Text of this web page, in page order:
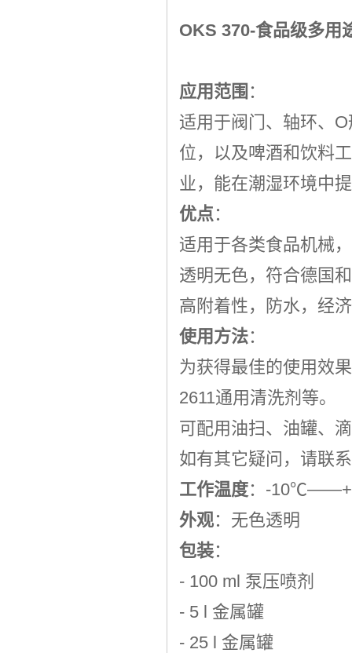
OKS 370-食品级多用
应用范围 ：
适用于阀门、轴环、
位，以及啤酒和饮料
业，能在潮湿环境中
优点 ：
适用于各类食品机械
透明无色，符合德国
高附着性，防水，经
使用方法：
为获得最佳的使用效
2611通用清洗剂等。
可配用油扫、油罐、
如有其它疑问，请联
工作温度：-
外观：无色透明
包装：
- 100 ml 泵压喷剂
- 5 l 金属罐
- 25 l 金属罐